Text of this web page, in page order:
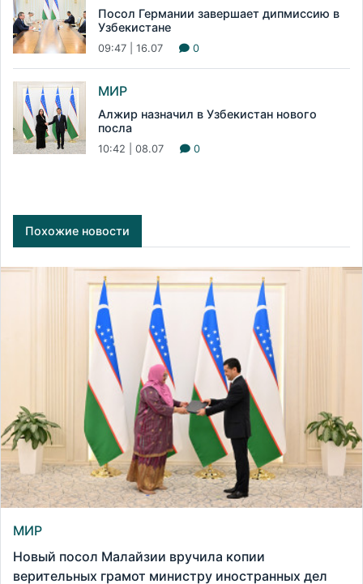
Посол Германии завершает дипмиссию в
Узбекистане
09:47 | 16.07 0
МИР
Алжир назначил в Узбекистан нового
посла
10:42 | 08.07 0
Похожие новости
МИР
Новый посол Малайзии вручила копии
верительных грамот министру иностранных дел